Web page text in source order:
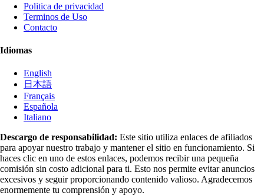
Politica de privacidad
Terminos de Uso
Contacto
Idiomas
English
日本語
Français
Española
Italiano
Descargo de responsabilidad: Este sitio utiliza enlaces de afiliados
para apoyar nuestro trabajo y mantener el sitio en funcionamiento. Si
haces clic en uno de estos enlaces, podemos recibir una pequeña
comisión sin costo adicional para ti. Esto nos permite evitar anuncios
excesivos y seguir proporcionando contenido valioso. Agradecemos
enormemente tu comprensión y apoyo.